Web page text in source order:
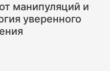
манипуляций и
уверенного